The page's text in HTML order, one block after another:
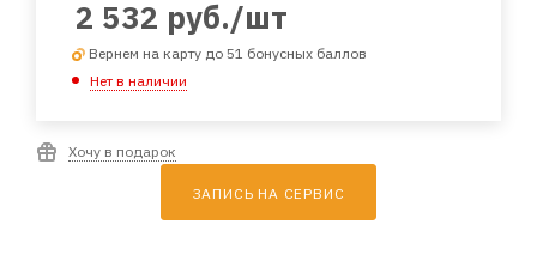
2 532 руб./шт
Вернем на карту до 51 бонусных баллов
Нет в наличии
Хочу в подарок
ЗАПИСЬ НА СЕРВИС